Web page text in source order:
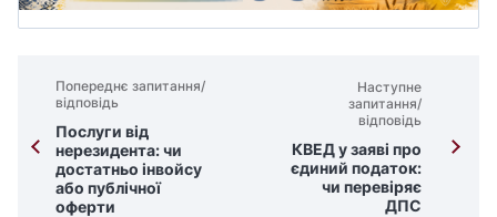
Попереднє запитання/
відповідь
Послуги від
нерезидента: чи
достатньо інвойсу
або публічної
оферти
Наступне
запитання/
відповідь
КВЕД у заяві про
єдиний податок:
чи перевіряє
ДПС